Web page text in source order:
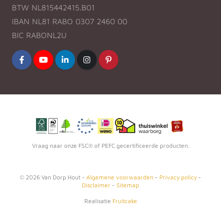
BTW NL815442415.B01
IBAN NL81 RABO 0307 2460 00
BIC RABONL2U
Vraag naar onze FSC® of PEFC gecertificeerde producten.
© 2026 Van Dorp Hout - Algemene voorwaarden - Privacy policy -
Disclaimer - Sitemap
Realisatie Fruitcake